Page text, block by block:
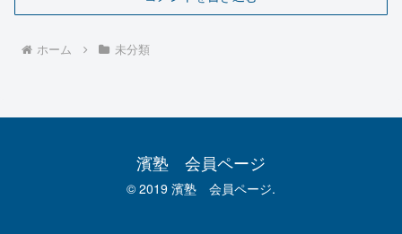
ホーム 未分類
濱塾 会員ページ
© 2019 濱塾 会員ページ.